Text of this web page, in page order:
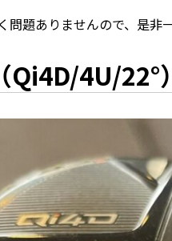
題ありませんので、是非
4U/22°）